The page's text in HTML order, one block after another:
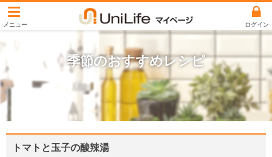
ユニライフマイペ
ログイン
季節のおすすめレシピ
トマトと玉子の酸辣湯